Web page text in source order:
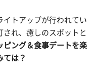
イトアップが行われてい
れ、癒しのスポットと
ピング＆食事デートを楽
ては？